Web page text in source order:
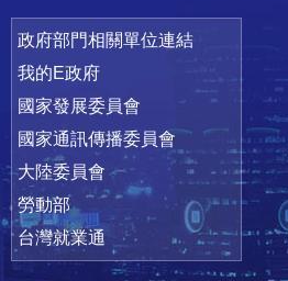
政府部門相關單位連結
我的E政府
國家發展委員會
國家通訊傳播委員會
大陸委員會
勞動部
台灣就業通